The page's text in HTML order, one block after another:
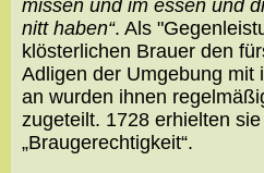
missen und im essen und
nitt haben“. Als
klösterlichen Brauer den
Adligen der Umgebung mit
an wurden ihnen
zugeteilt. 1728 erhielten
„Braugerechtigkeit“.